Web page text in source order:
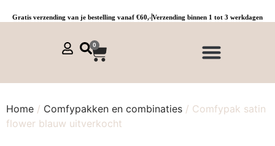
Gratis verzending van je bestelling vanaf €60,-Verzending binnen 1 tot 3 werkdagen
0
Home / Comfypakken en combinaties / Comfypak satin
flower blauw uitverkocht